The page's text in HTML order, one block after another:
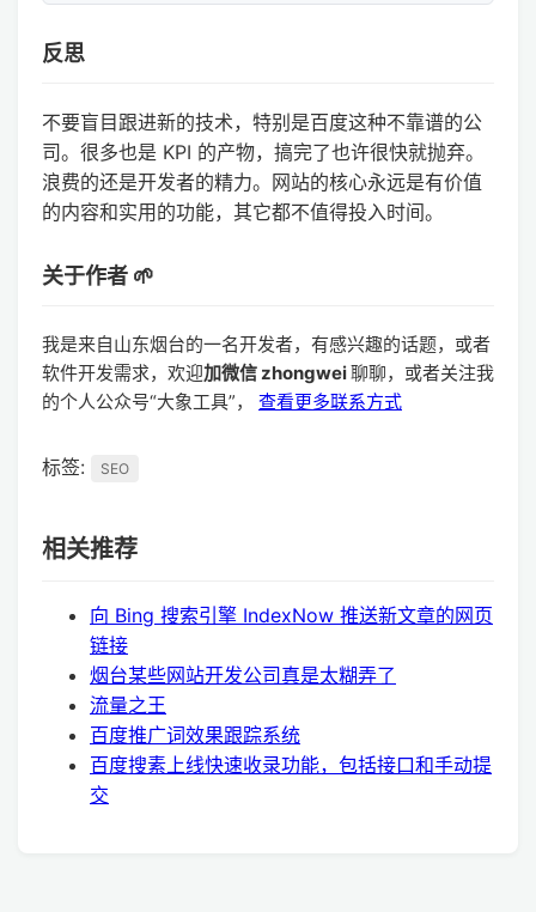
反思
不要盲目跟进新的技术，特别是百度这种不靠谱的公
司。很多也是 KPI 的产物，搞完了也许很快就抛弃。
浪费的还是开发者的精力。网站的核心永远是有价值
的内容和实用的功能，其它都不值得投入时间。
关于作者 🌱
我是来自山东烟台的一名开发者，有感兴趣的话题，或者
软件开发需求，欢迎加微信 zhongwei聊聊，或者关注我
的个人公众号“大象工具”， 查看更多联系方式
标签: SEO
相关推荐
向 Bing 搜索引擎 IndexNow 推送新文章的网页
链接
烟台某些网站开发公司真是太糊弄了
流量之王
百度推广词效果跟踪系统
百度搜素上线快速收录功能，包括接口和手动提
交